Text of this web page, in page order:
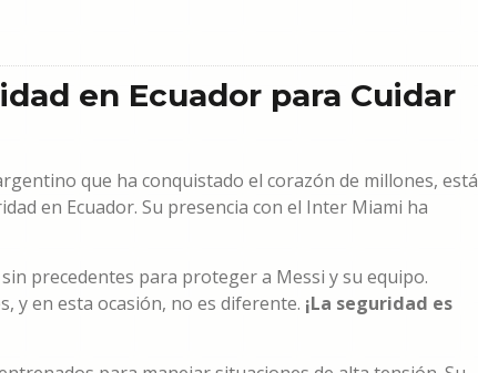
en Ecuador para Cuidar
que ha conquistado el corazón de millones, está
en Ecuador. Su presencia con el Inter Miami ha
precedentes para proteger a Messi y su equipo.
y en esta ocasión, no es diferente. ¡La seguridad es